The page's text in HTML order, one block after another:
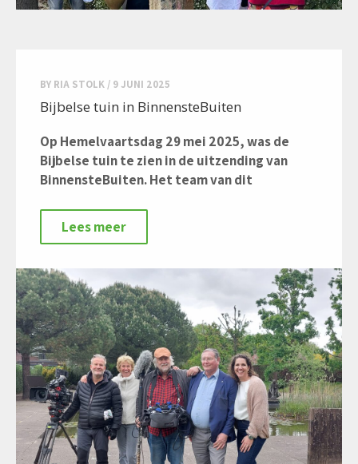
BY RIA STOLK / 9 JUNI 2025
Bijbelse tuin in BinnensteBuiten
Op Hemelvaartsdag 29 mei 2025, was de
Bijbelse tuin te zien in de uitzending van
BinnensteBuiten. Het team van dit
Lees meer